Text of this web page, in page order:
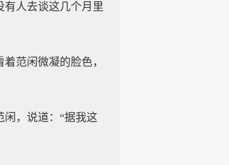
人去谈这几个月里
范闲微凝的脸色，
，说道：“据我这